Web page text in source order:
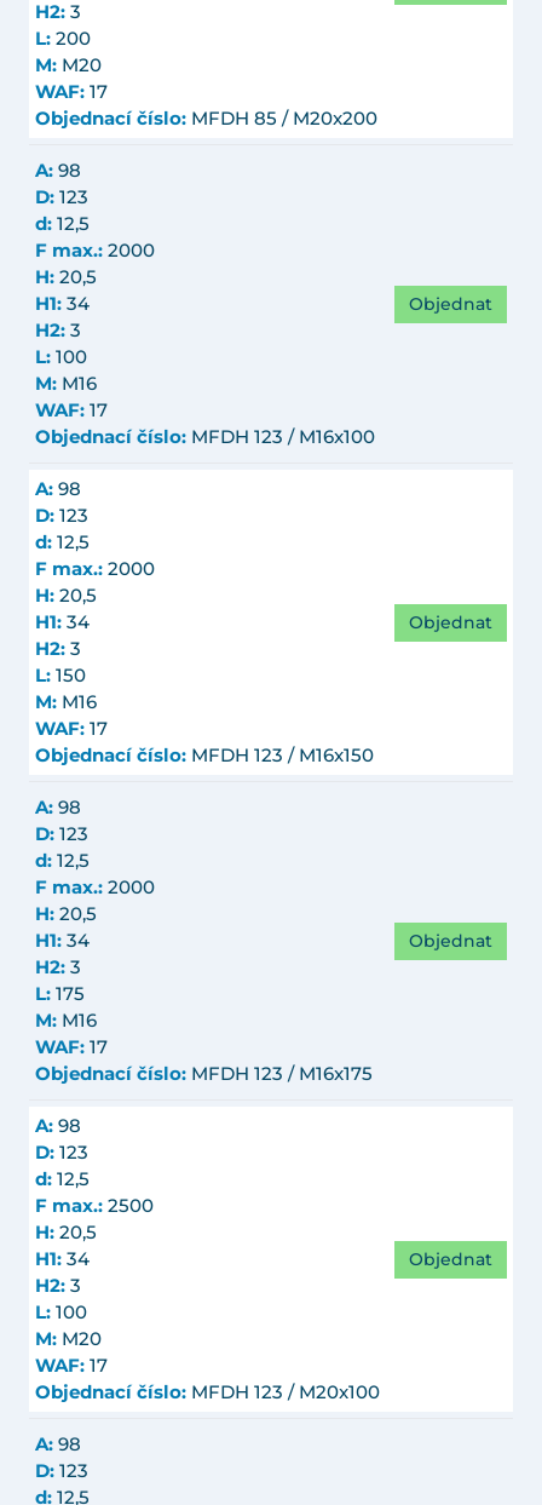
H2: 3
L: 200
M: M20
WAF: 17
Objednací číslo: MFDH 85 / M20x200
A: 98
D: 123
d: 12,5
F max.: 2000
H: 20,5
H1: 34
H2: 3
L: 100
M: M16
WAF: 17
Objednací číslo: MFDH 123 / M16x100
Objednat
A: 98
D: 123
d: 12,5
F max.: 2000
H: 20,5
H1: 34
H2: 3
L: 150
M: M16
WAF: 17
Objednací číslo: MFDH 123 / M16x150
Objednat
A: 98
D: 123
d: 12,5
F max.: 2000
H: 20,5
H1: 34
H2: 3
L: 175
M: M16
WAF: 17
Objednací číslo: MFDH 123 / M16x175
Objednat
A: 98
D: 123
d: 12,5
F max.: 2500
H: 20,5
H1: 34
H2: 3
L: 100
M: M20
WAF: 17
Objednací číslo: MFDH 123 / M20x100
Objednat
A: 98
D: 123
d: 12,5